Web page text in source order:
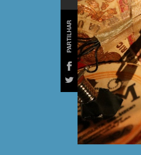
PARTILHAR